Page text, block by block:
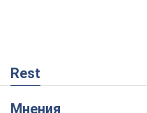
Rest
Мнения